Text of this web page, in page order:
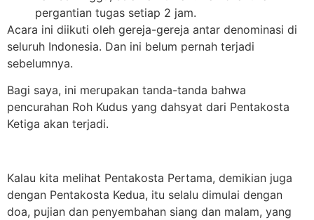
pergantian tugas setiap 2 jam.
Acara ini diikuti oleh gereja-gereja antar denominasi di
seluruh Indonesia. Dan ini belum pernah terjadi
sebelumnya.
Bagi saya, ini merupakan tanda-tanda bahwa
pencurahan Roh Kudus yang dahsyat dari Pentakosta
Ketiga akan terjadi.
Kalau kita melihat Pentakosta Pertama, demikian juga
dengan Pentakosta Kedua, itu selalu dimulai dengan
doa, pujian dan penyembahan siang dan malam, yang